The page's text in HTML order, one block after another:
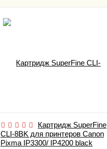
Картридж SuperFine
CLI-8BK для принтеров Canon
Pixma IP3300/ IP4200 black